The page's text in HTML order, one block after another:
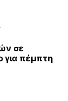
σε
για πέμπτη